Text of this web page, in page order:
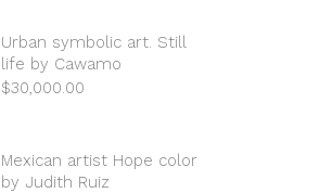
Urban symbolic art. Still
life by Cawamo
$30,000.00
Mexican artist Hope color
by Judith Ruiz